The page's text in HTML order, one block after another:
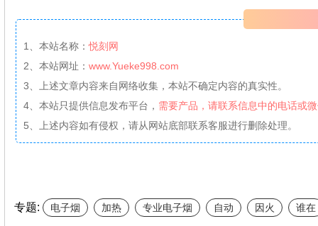
1、本站名称：悦刻网
2、本站网址： www.Yueke998.com
3、上述文章内容来自网络收集，本站不确定内容的真实性。
4、本站只提供信息发布平台， 需要产品，请联系信息中的电话或
5、上述内容如有侵权，请从网站底部联系客服进行删除处理。
专题: 电子烟 加热 专业电子烟 自动 因火 谁在